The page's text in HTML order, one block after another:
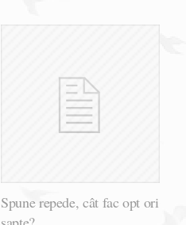
Spune repede, cât fac opt ori